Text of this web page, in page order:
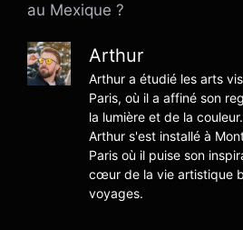
au Mexique ?
Arthur
Arthur a étudié les arts
Paris, où il a affiné son
la lumière et de la
Arthur s'est installé à
Paris où il puise son
cœur de la vie artistique
voyages.